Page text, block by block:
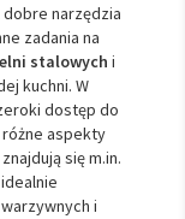
dobre narzędzia
zadania na
stalowych i
kuchni. W
dostęp do
aspekty
się m.in.
i